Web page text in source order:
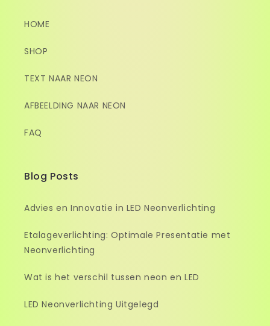
HOME
SHOP
TEXT NAAR NEON
AFBEELDING NAAR NEON
FAQ
Blog Posts
Advies en Innovatie in LED Neonverlichting
Etalageverlichting: Optimale Presentatie met
Neonverlichting
Wat is het verschil tussen neon en LED
LED Neonverlichting Uitgelegd